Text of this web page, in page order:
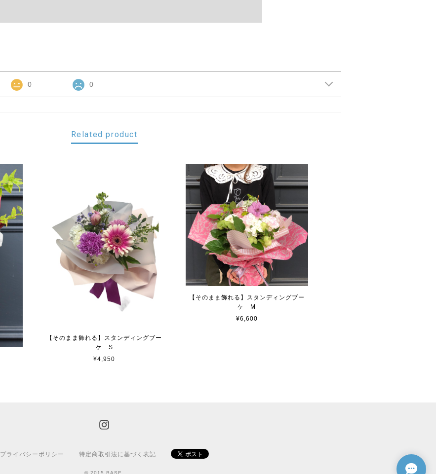
0 0
Related product
【そのまま飾れる】スタンディングブー
ケ S
¥4,950
【そのまま飾れる】スタンディングブー
ケ M
¥6,600
プライバシーポリシー 特定商取引法に基づく表記
© 2015 BASE.